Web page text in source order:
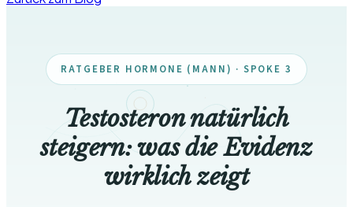
RATGEBER HORMONE (MANN) · SPOKE 3
Testosteron natürlich
steigern: was die Evidenz
wirklich zeigt